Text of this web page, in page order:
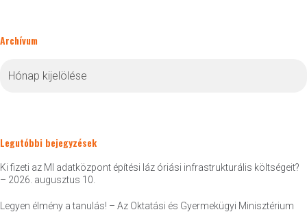
Archívum
Legutóbbi bejegyzések
Ki fizeti az MI adatközpont építési láz óriási infrastrukturális költségeit?
– 2026. augusztus 10.
Legyen élmény a tanulás! – Az Oktatási és Gyermekügyi Minisztérium